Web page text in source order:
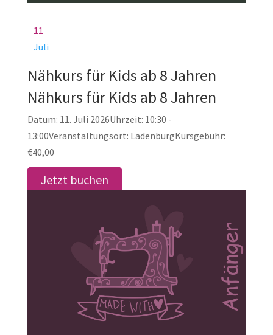
11
Juli
Nähkurs für Kids ab 8 Jahren
Nähkurs für Kids ab 8 Jahren
Datum: 11. Juli 2026Uhrzeit: 10:30 -
13:00Veranstaltungsort: LadenburgKursgebühr:
€40,00
Jetzt buchen